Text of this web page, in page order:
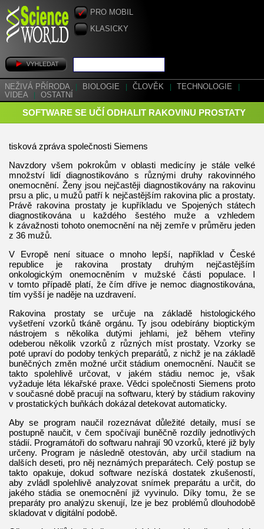
PRO MOBIL
KLASICKY
NEŽIVÁ PŘÍRODA BIOLOGIE ČLOVĚK TECHNOLOGIE
VIDEA
OSTATNÍ
SOFTWARE SE UČÍ ODHALIT RAKOVINU PROSTATY
tisková zpráva společnosti Siemens
Navzdory všem pokrokům v oblasti medicíny je stále velké
množství lidí diagnostikováno s různými druhy rakovinného
onemocnění. Ženy jsou nejčastěji diagnostikovány na rakovinu
prsu a plic, u mužů patří k nejčastějším rakovina plic a prostaty.
Právě rakovina prostaty je kupříkladu ve Spojených státech
diagnostikována u každého šestého muže a vzhledem
k závažnosti tohoto onemocnění na něj zemře v průměru jeden
z 36 mužů.
V Evropě není situace o mnoho lepší, například v České
republice je rakovina prostaty druhým nejčastějším
onkologickým onemocněním v mužské části populace. I
v tomto případě platí, že čím dříve je nemoc diagnostikována,
tím vyšší je naděje na uzdravení.
Rakovina prostaty se určuje na základě histologického
vyšetření vzorků tkáně orgánu. Ty jsou odebírány bioptickým
nástrojem s několika dutými jehlami, jež během vteřiny
odeberou několik vzorků z různých míst prostaty. Vzorky se
poté upraví do podoby tenkých preparátů, z nichž je na základě
buněčných změn možné určit stádium onemocnění. Naučit se
takto spolehlivě určovat, v jakém stádiu nemoc je, však
vyžaduje léta lékařské praxe. Vědci společnosti Siemens proto
v současné době pracují na softwaru, který by stádium rakoviny
v prostatických buňkách dokázal detekovat automaticky.
Aby se program naučil rozeznávat důležité detaily, musí se
postupně naučit, v čem spočívají buněčně rozdíly jednotlivých
stádií. Programátoři do softwaru nahrají 90 vzorků, které již byly
určeny. Program je následně otestován, aby určil stadium na
dalších deseti, pro něj neznámých preparátech. Celý postup se
takto opakuje, dokud software nezíská dostatek zkušeností,
aby zvládl spolehlivě analyzovat snímek preparátu a určit, do
jakého stádia se onemocnění již vyvinulo. Díky tomu, že se
preparáty pro analýzu skenují, lze je bez problémů dlouhodobě
skladovat v digitální podobě.